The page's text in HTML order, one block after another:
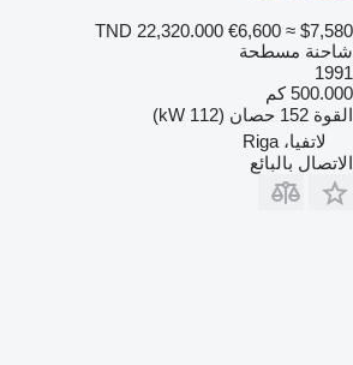
TND 22,320.000 €6,600 ≈ $7,580
شاحنة مسطحة
1991
500.000 كم
القوة 152 حصان (112 kW)
لاتفيا، Riga
الاتصال بالبائع